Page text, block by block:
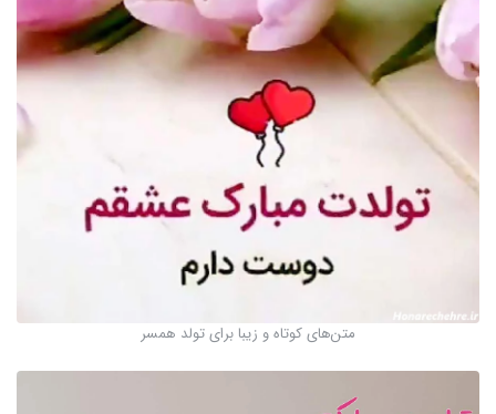
متن‌های کوتاه و زیبا برای تولد همسر